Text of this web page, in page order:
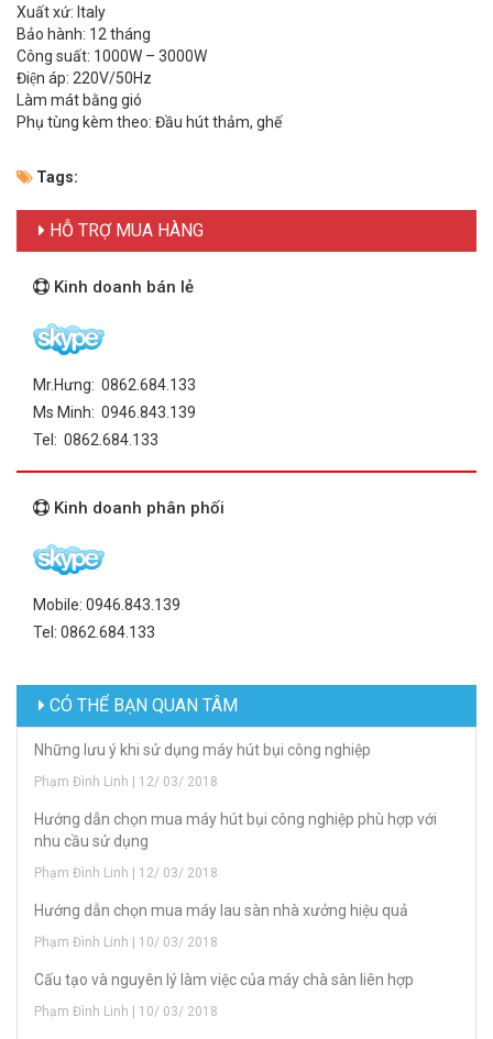
Xuất xứ: Italy
Bảo hành: 12 tháng
Công suất: 1000W – 3000W
Điện áp: 220V/50Hz
Làm mát bằng gió
Phụ tùng kèm theo: Đầu hút thảm, ghế
Tags:
HỖ TRỢ MUA HÀNG
Kinh doanh bán lẻ
Mr.Hưng: 0862.684.133
Ms Minh: 0946.843.139
Tel: 0862.684.133
Kinh doanh phân phối
Mobile: 0946.843.139
Tel: 0862.684.133
CÓ THỂ BẠN QUAN TÂM
Những lưu ý khi sử dụng máy hút bụi công nghiệp
Phạm Đình Linh | 12/ 03/ 2018
Hướng dẫn chọn mua máy hút bụi công nghiệp phù hợp với
nhu cầu sử dụng
Phạm Đình Linh | 12/ 03/ 2018
Hướng dẫn chọn mua máy lau sàn nhà xưởng hiệu quả
Phạm Đình Linh | 10/ 03/ 2018
Cấu tạo và nguyên lý làm việc của máy chà sàn liên hợp
Phạm Đình Linh | 10/ 03/ 2018